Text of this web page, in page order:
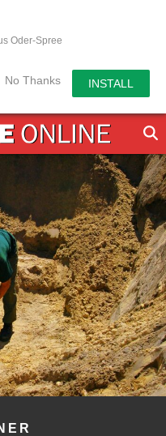
Oder-Spree
No Thanks INSTALL